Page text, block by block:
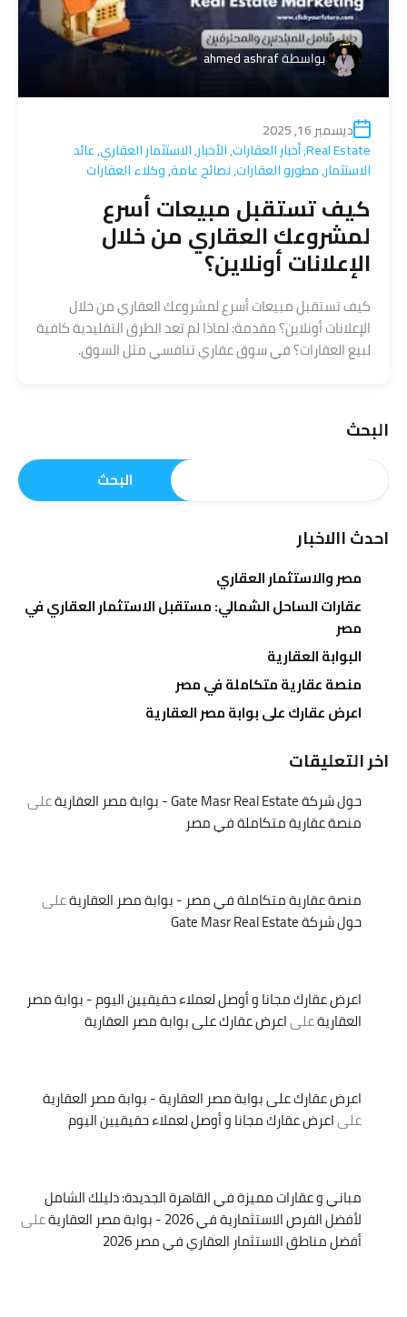
بواسطةahmed ashraf
ديسمبر 16, 2025
Real Estate
,أخبار العقارات,الأخبار,الاستثمار العقاري,عائد
الاستثمار,مطورو العقارات,نصائح عامة,وكلاء العقارات
كيف تستقبل مبيعات أسرع
لمشروعك العقاري من خلال
الإعلانات أونلاين؟
كيف تستقبل مبيعات أسرع لمشروعك العقاري من خلال
الإعلانات أونلاين؟ مقدمة: لماذا لم تعد الطرق التقليدية كافية
لبيع العقارات؟ في سوق عقاري تنافسي مثل السوق.
البحث
البحث
احدث االاخبار
مصر والاستثمار العقاري
عقارات الساحل الشمالي: مستقبل الاستثمار العقاري في
مصر
البوابة العقارية
منصة عقارية متكاملة في مصر
اعرض عقارك على بوابة مصر العقارية
اخر التعليقات
حول شركة Gate Masr Real Estate - بوابة مصر العقارية
على
منصة عقارية متكاملة في مصر
منصة عقارية متكاملة في مصر - بوابة مصر العقاريةعلى
حول شركة Gate Masr Real Estate
اعرض عقارك مجانا و أوصل لعملاء حقيقيين اليوم - بوابة مصر
العقاريةعلىاعرض عقارك على بوابة مصر العقارية
اعرض عقارك على بوابة مصر العقارية - بوابة مصر العقارية
علىاعرض عقارك مجانا و أوصل لعملاء حقيقيين اليوم
مباني و عقارات مميزة في القاهرة الجديدة: دليلك الشامل
لأفضل الفرص الاستثمارية في 2026 - بوابة مصر العقارية
على
أفضل مناطق الاستثمار العقاري في مصر 2026